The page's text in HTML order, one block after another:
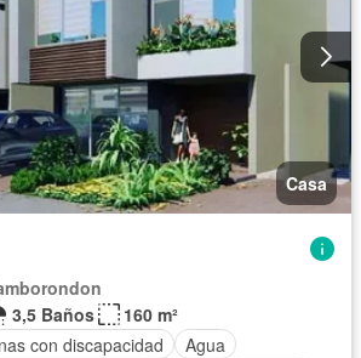
Casa
3,5 Baños
160 m²
con discapacidad
Agua